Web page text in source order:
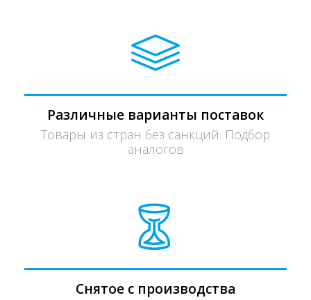
Различные варианты поставок
Товары из стран без санкций. Подбор
аналогов
Снятое с производства